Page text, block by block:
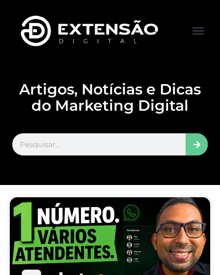
Artigos, Notícias e Dicas
do Marketing Digital